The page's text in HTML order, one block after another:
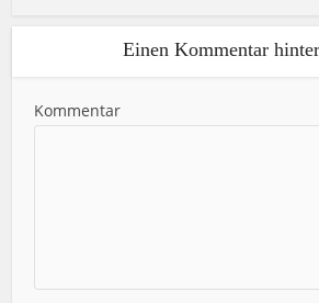
Einen Kommentar
Kommentar